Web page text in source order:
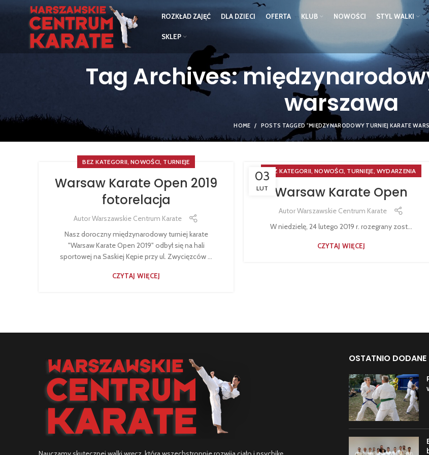
ROZKŁAD ZAJĘĆ DLA DZIECI OFERTA KLUB NOWOŚCI STYL WALKI
SKLEP
Tag Archives:
warszawa
HOME POSTS TAGGED "MIĘDZYNARODOWY TURNIEJ KARATE
BEZ KATEGORII,NOWOŚCI, TURNIEJE
Warsaw Karate Open 2019
fotorelacja
AutorWarszawskie Centrum Karate
Nasz doroczny międzynarodowy turniej karate
"Warsaw Karate Open 2019" odbył się na hali
sportowej na Saskiej Kępie przy ul. Zwycięzców ...
CZYTAJ WIĘCEJ
03
LUT
BEZ KATEGORII,NOWOŚCI, TURNIEJE, WYDARZENIA
Warsaw Karate Open
AutorWarszawskie Centrum Karate
W niedzielę, 24 lutego 2019 r. rozegrany zost...
CZYTAJ WIĘCEJ
OSTATNIO DODANE